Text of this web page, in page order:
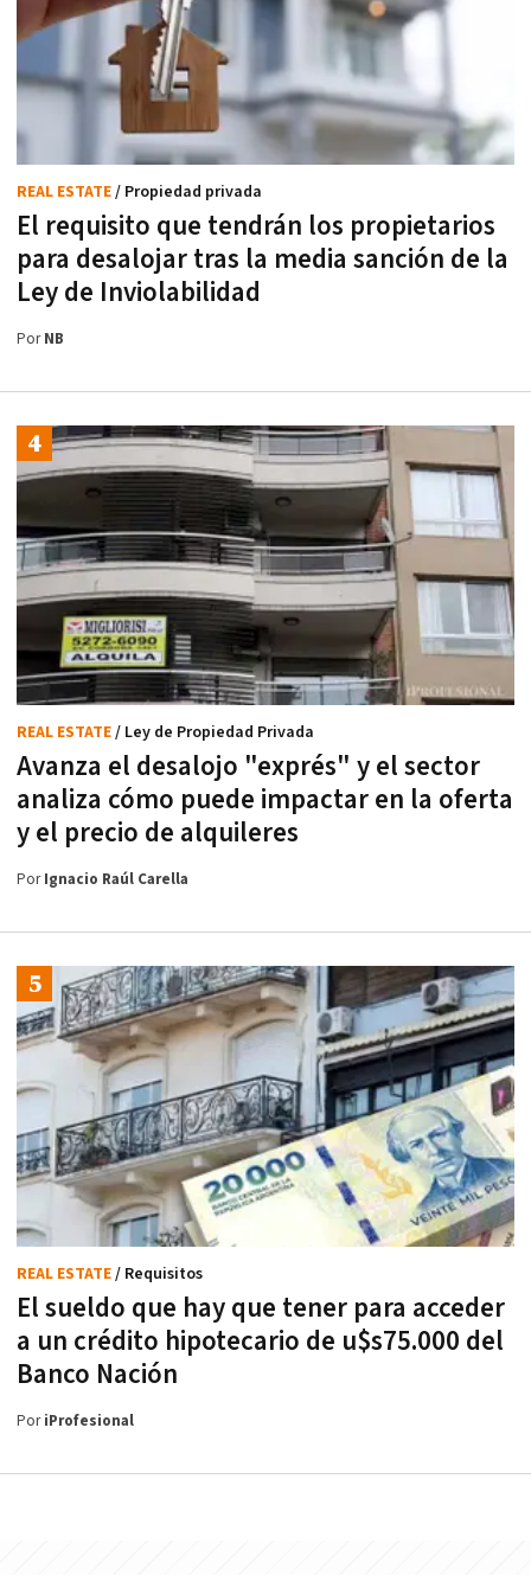
El requisito que tendrán los propietarios
para desalojar tras la media sanción de la
Ley de Inviolabilidad
REAL ESTATE/ Propiedad privada
PorNB
Avanza el desalojo "exprés" y el sector
analiza cómo puede impactar en la oferta
y el precio de alquileres
REAL ESTATE/ Ley de Propiedad Privada
PorIgnacio Raúl Carella
El sueldo que hay que tener para acceder
a un crédito hipotecario de u$s75.000 del
Banco Nación
REAL ESTATE/ Requisitos
PoriProfesional